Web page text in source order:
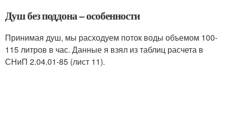
Душ без поддона – особенности
Принимая душ, мы расходуем поток воды объемом 100-
115 литров в час. Данные я взял из таблиц расчета в
СНиП 2.04.01-85 (лист 11).